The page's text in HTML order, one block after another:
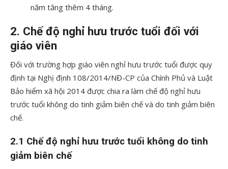
năm tăng thêm 4 tháng.
2. Chế độ nghỉ hưu trước tuổi đối với
giáo viên
Đối với trường hợp giáo viên nghỉ hưu trước tuổi được quy
định tại Nghị định 108/2014/NĐ-CP của Chính Phủ và Luật
Bảo hiểm xã hội 2014 được chia ra làm chế độ nghỉ hưu
trước tuổi không do tinh giảm biên chế và do tinh giảm biên
chế.
2.1 Chế độ nghỉ hưu trước tuổi không do tinh
giảm biên chế